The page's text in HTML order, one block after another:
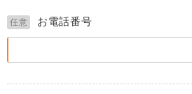
任意 お電話番号